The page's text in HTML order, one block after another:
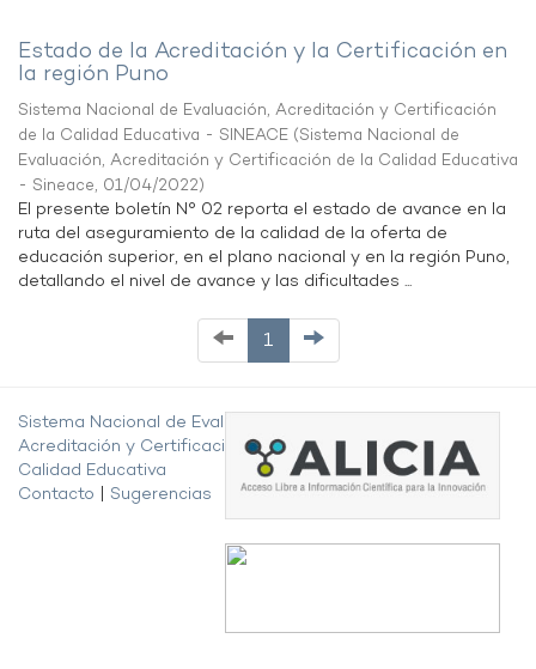
Estado de la Acreditación y la Certificación en
la región Puno
Sistema Nacional de Evaluación, Acreditación y Certificación
de la Calidad Educativa - SINEACE (Sistema Nacional de
Evaluación, Acreditación y Certificación de la Calidad Educativa
- Sineace, 01/04/2022)
El presente boletín N° 02 reporta el estado de avance en la
ruta del aseguramiento de la calidad de la oferta de
educación superior, en el plano nacional y en la región Puno,
detallando el nivel de avance y las dificultades ...
1
Sistema Nacional de Evaluación,
Acreditación y Certificación de la
Calidad Educativa
Contacto
Sugerencias